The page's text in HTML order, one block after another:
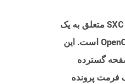
فرمت پرونده SXC (Sun XML Calc) متعلق به یک
مجموعه اداری به نام OpenOffice.org است. این
گسترده
فرمت پرونده